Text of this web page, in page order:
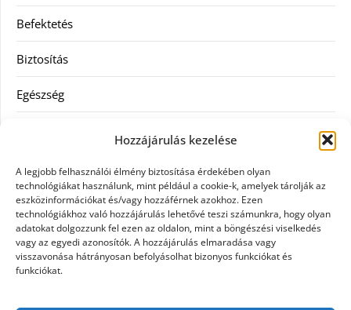
Hozzájárulás kezelése
A legjobb felhasználói élmény biztosítása érdekében olyan
technológiákat használunk, mint például a cookie-k, amelyek tárolják az
eszközinformációkat és/vagy hozzáférnek azokhoz. Ezen
technológiákhoz való hozzájárulás lehetővé teszi számunkra, hogy olyan
adatokat dolgozzunk fel ezen az oldalon, mint a böngészési viselkedés
vagy az egyedi azonosítók. A hozzájárulás elmaradása vagy
visszavonása hátrányosan befolyásolhat bizonyos funkciókat és
funkciókat.
Befektetés
Biztosítás
Egészség
Ingatlan
Művészetek és szórakozás
Múzeumok
Szolgáltatás
Szórakozás